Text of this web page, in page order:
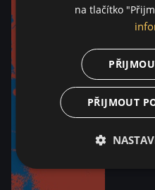
na tlačítko
PŘIJMOUT